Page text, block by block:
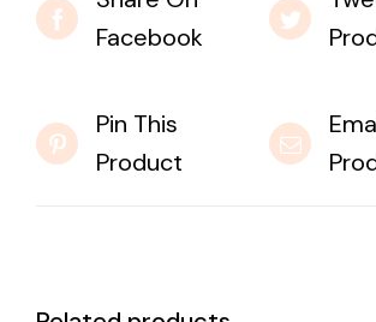
Facebook
Pin This
Product